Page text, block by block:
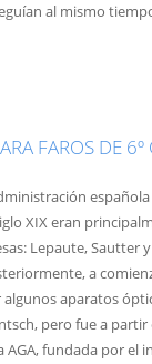
al mismo
FAROS DE
XIX eran
Lepaute, Sautter
a
aparatos
pero fue a partir
AGA, fundada por el